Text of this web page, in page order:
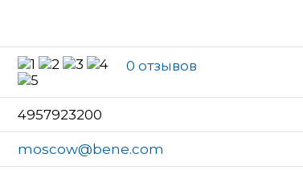
0 отзывов
4957923200
moscow@bene.com